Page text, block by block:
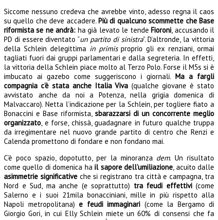
Siccome nessuno credeva che avrebbe vinto, adesso regna il caos
su quello che deve accadere. Più di qualcuno scommette che Base
riformista se ne andrà: ha già levato le tendeFioroni, accusando il
PD di essere diventato “un partito di sinistra”. D’altronde, la vittoria
della Schlein delegittima in primisproprio gli ex renziani, ormai
tagliati fuori dai gruppi parlamentari e dalla segreteria. In effetti,
la vittoria della Schlein piace molto al Terzo Polo. Forse il M5s si è
imbucato ai gazebo come suggeriscono i giornali. Ma a fargli
compagnia c’è stata anche Italia Viva (qualche giovane è stato
avvistato anche da noi a Potenza, nella grigia domenica di
Malvaccaro). Netta l’indicazione per la Schlein, per togliere fiato a
Bonaccini e Base riformista, sbarazzarsi di un concorrente meglio
organizzato, e forse, chissà, guadagnare in futuro qualche truppa
da irregimentare nel nuovo grande partito di centro che Renzi e
Calenda promettono di fondare e non fondano mai.
C’è poco spazio, dopotutto, per la minoranza dem. Un risultato
come quello di domenica hail sapore dell’umiliazione, acuito dalle
asimmetrie significativeche si registrano tra città e campagna, tra
Nord e Sud, ma anche (e soprattutto) tra feudi effettivi(come
Salerno e i suoi 21mila bonacciniani, mille in più rispetto alla
Napoli metropolitana) e feudi immaginari (come la Bergamo di
Giorgio Gori, in cui Elly Schlein miete un 60% di consensi che fa